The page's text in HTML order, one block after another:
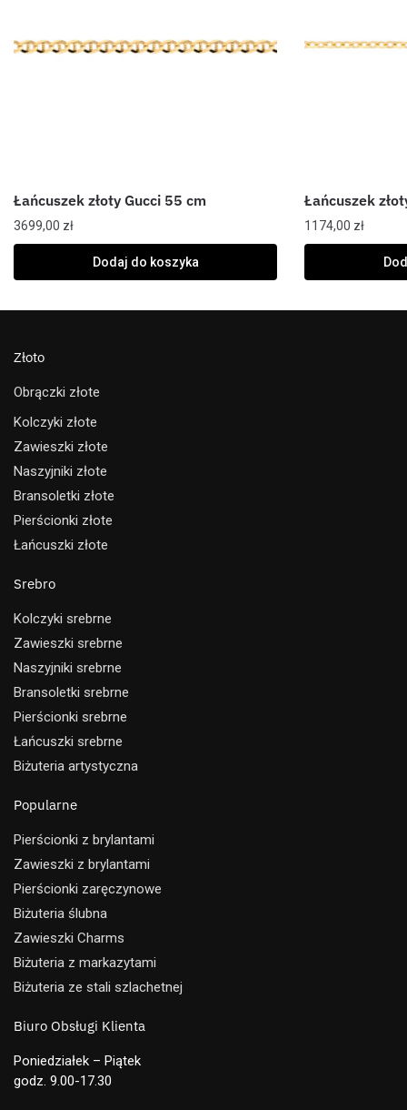
Łańcuszek złoty Gucci 55 cm
3699,00 zł
Dodaj do koszyka
Łańcuszek
1174,00 zł
Złoto
Obrączki złote
Kolczyki złote
Zawieszki złote
Naszyjniki złote
Bransoletki złote
Pierścionki złote
Łańcuszki złote
Srebro
Kolczyki srebrne
Zawieszki srebrne
Naszyjniki srebrne
Bransoletki srebrne
Pierścionki srebrne
Łańcuszki srebrne
Biżuteria artystyczna
Popularne
Pierścionki z brylantami
Zawieszki z brylantami
Pierścionki zaręczynowe
Biżuteria ślubna
Zawieszki Charms
Biżuteria z markazytami
Biżuteria ze stali szlachetnej
Biuro Obsługi Klienta
Poniedziałek – Piątek
godz. 9.00-17.30